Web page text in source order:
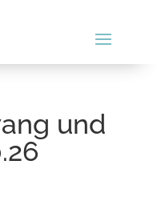
und